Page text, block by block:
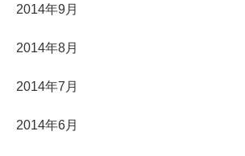
2014年9月
2014年8月
2014年7月
2014年6月